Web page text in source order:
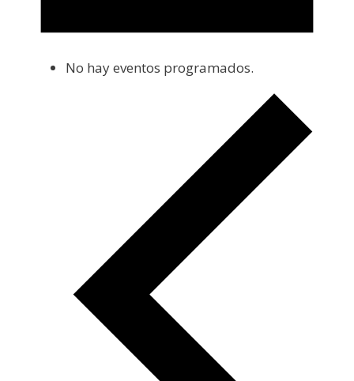
No hay eventos programados.